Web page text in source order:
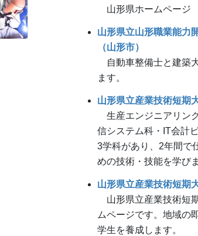
山形県ホームページ
山形県立山形職業能力
（山形市）
自動車整備士と建築
ます。
山形県立産業技術短期
生産エンジニアリン
信システム科・IT会計
3学科があり、2年間で
めの技術・技能を学びま
山形県立産業技術短期
山形県立産業技術短
ムページです。地域の
学生を養成します。